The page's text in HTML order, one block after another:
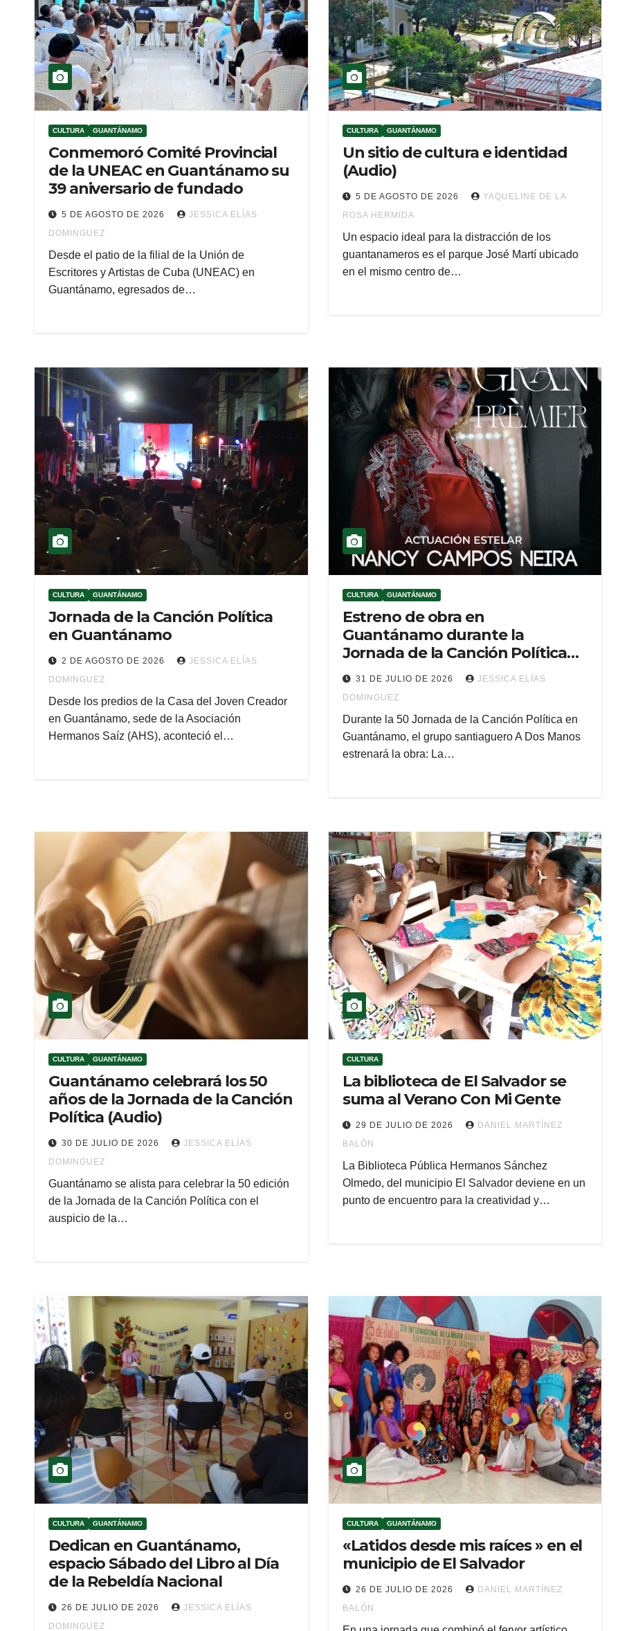
CULTURA GUANTÁNAMO
Conmemoró Comité Provincial
de la UNEAC en Guantánamo su
39 aniversario de fundado
5 DE AGOSTO DE 2026
JESSICA ELÍAS
DOMINGUEZ
Desde el patio de la filial de la Unión de
Escritores y Artistas de Cuba (UNEAC) en
Guantánamo, egresados de…
CULTURA GUANTÁNAMO
Un sitio de cultura e identidad
(Audio)
5 DE AGOSTO DE 2026
YAQUELINE DE LA
ROSA HERMIDA
Un espacio ideal para la distracción de los
guantanameros es el parque José Martí ubicado
en el mismo centro de…
CULTURA GUANTÁNAMO
Jornada de la Canción Política
en Guantánamo
2 DE AGOSTO DE 2026
JESSICA ELÍAS
DOMINGUEZ
Desde los predios de la Casa del Joven Creador
en Guantánamo, sede de la Asociación
Hermanos Saíz (AHS), aconteció el…
CULTURA GUANTÁNAMO
Estreno de obra en
Guantánamo durante la
Jornada de la Canción Política
(Audio)
31 DE JULIO DE 2026
JESSICA ELÍAS
DOMINGUEZ
Durante la 50 Jornada de la Canción Política en
Guantánamo, el grupo santiaguero A Dos Manos
estrenará la obra: La…
CULTURA GUANTÁNAMO
Guantánamo celebrará los 50
años de la Jornada de la Canción
Política (Audio)
30 DE JULIO DE 2026
JESSICA ELÍAS
DOMINGUEZ
Guantánamo se alista para celebrar la 50 edición
de la Jornada de la Canción Política con el
auspicio de la…
CULTURA
La biblioteca de El Salvador se
suma al Verano Con Mi Gente
29 DE JULIO DE 2026
DANIEL MARTÍNEZ
BALÓN
La Biblioteca Pública Hermanos Sánchez
Olmedo, del municipio El Salvador deviene en un
punto de encuentro para la creatividad y…
CULTURA GUANTÁNAMO
Dedican en Guantánamo,
espacio Sábado del Libro al Día
de la Rebeldía Nacional
26 DE JULIO DE 2026
JESSICA ELÍAS
DOMINGUEZ
CULTURA GUANTÁNAMO
«Latidos desde mis raíces » en el
municipio de El Salvador
26 DE JULIO DE 2026
DANIEL MARTÍNEZ
BALÓN